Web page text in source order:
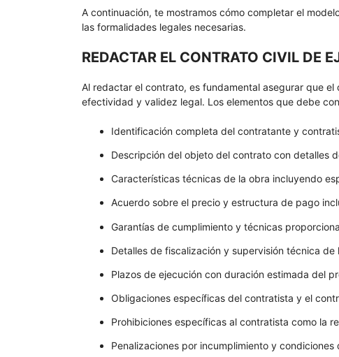
A continuación, te mostramos cómo completar el
las formalidades legales necesarias.
REDACTAR EL CONTRATO CIVIL DE
Al redactar el contrato, es fundamental asegurar que
efectividad y validez legal. Los elementos que debe
Identificación completa del contratante y
Descripción del objeto del contrato con detalles
Características técnicas de la obra incluyendo
Acuerdo sobre el precio y estructura de pago
Garantías de cumplimiento y técnicas
Detalles de fiscalización y supervisión técnica de
Plazos de ejecución con duración estimada del
Obligaciones específicas del contratista y el
Prohibiciones específicas al contratista como la
Penalizaciones por incumplimiento y condiciones